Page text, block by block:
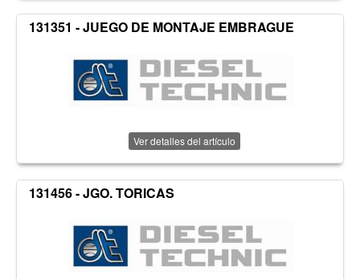
131351 - JUEGO DE MONTAJE EMBRAGUE
Ver detalles del artículo
131456 - JGO. TORICAS